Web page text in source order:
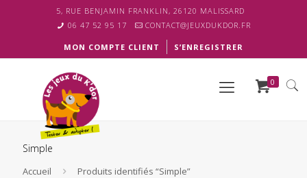
5, RUE BENJAMIN FRANKLIN, 26120 MALISSARD
06 47 52 95 17
CONTACT@JEUXDUKDOR.FR
MON COMPTE CLIENT S’ENREGISTRER
0
Simple
Accueil Produits identifiés “Simple”